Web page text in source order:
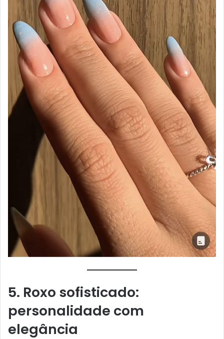
5. Roxo sofisticado:
personalidade com
elegância